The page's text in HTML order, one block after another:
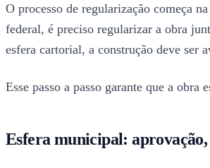
O processo de regularização começa
federal, é preciso regularizar a obra
esfera cartorial, a construção deve ser
Esse passo a passo garante que a obra
Esfera municipal: